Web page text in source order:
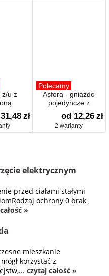
z/u z
zł
Polecamy
Asfora - gniazdo
pojedyncze z
uziemieniem
od 12,26 zł
2 warianty
elektrycznym
przed ciałami stałymi
ochrony 0 brak
»
mieszkanie
korzystać z
czytaj całość »